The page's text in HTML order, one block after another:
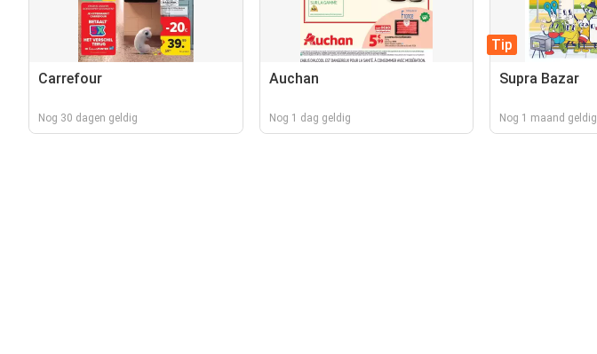
Carrefour
Nog 30 dagen geldig
Auchan
Nog 1 dag geldig
Tip
Supra Bazar
Nog 1 maand geldig